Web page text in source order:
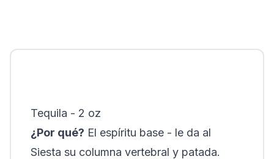
Tequila - 2 oz
¿Por qué? El espíritu base - le da al
Siesta su columna vertebral y patada.